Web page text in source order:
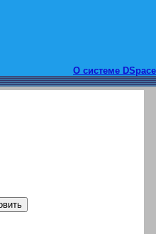
О системе DSpace